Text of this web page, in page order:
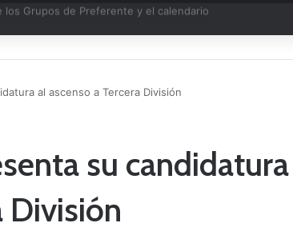
en nuestra comarca
al ascenso a Tercera División
su candidatura
División